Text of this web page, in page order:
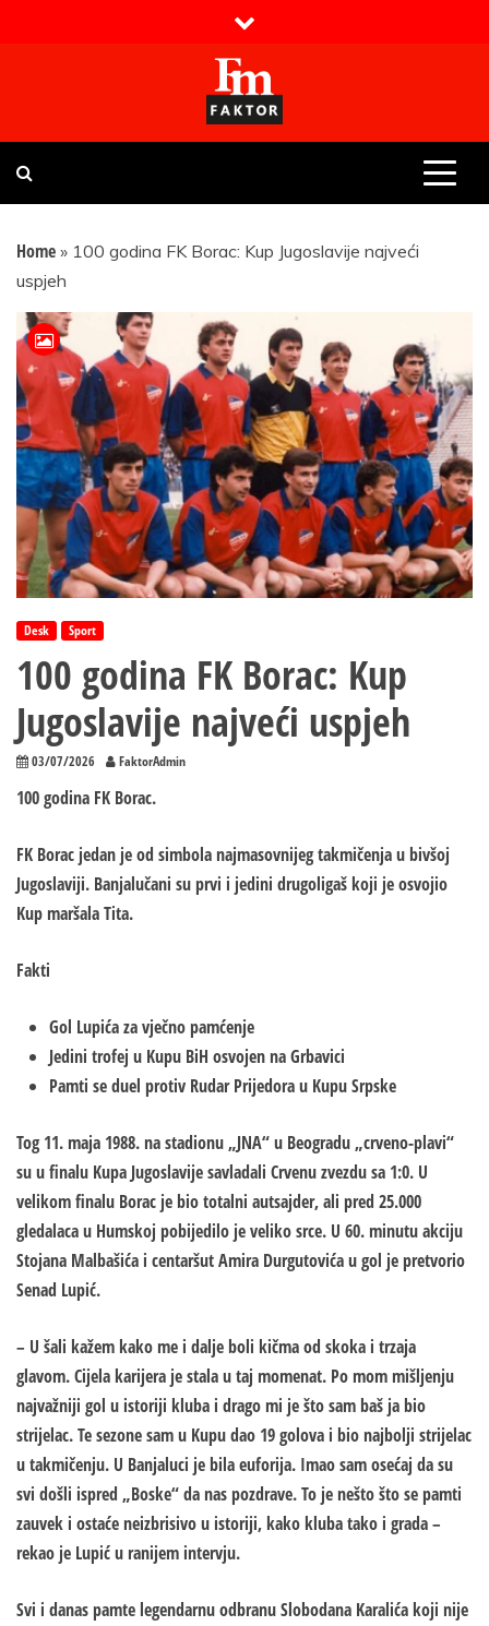
Faktor magazin
Uvijek presudan
Home » 100 godina FK Borac: Kup Jugoslavije najveći
uspjeh
Desk Sport
100 godina FK Borac: Kup
Jugoslavije najveći uspjeh
03/07/2026 FaktorAdmin
100 godina FK Borac.
FK Borac jedan je od simbola najmasovnijeg takmičenja u bivšoj
Jugoslaviji. Banjalučani su prvi i jedini drugoligaš koji je osvojio
Kup maršala Tita.
Fakti
Gol Lupića za vječno pamćenje
Jedini trofej u Kupu BiH osvojen na Grbavici
Pamti se duel protiv Rudar Prijedora u Kupu Srpske
Tog 11. maja 1988. na stadionu „JNA“ u Beogradu „crveno-plavi“
su u finalu Kupa Jugoslavije savladali Crvenu zvezdu sa 1:0. U
velikom finalu Borac je bio totalni autsajder, ali pred 25.000
gledalaca u Humskoj pobijedilo je veliko srce. U 60. minutu akciju
Stojana Malbašića i centaršut Amira Durgutovića u gol je pretvorio
Senad Lupić.
– U šali kažem kako me i dalje boli kičma od skoka i trzaja
glavom. Cijela karijera je stala u taj momenat. Po mom mišljenju
najvažniji gol u istoriji kluba i drago mi je što sam baš ja bio
strijelac. Te sezone sam u Kupu dao 19 golova i bio najbolji strijelac
u takmičenju. U Banjaluci je bila euforija. Imao sam osećaj da su
svi došli ispred „Boske“ da nas pozdrave. To je nešto što se pamti
zauvek i ostaće neizbrisivo u istoriji, kako kluba tako i grada –
rekao je Lupić u ranijem intervju.
Svi i danas pamte legendarnu odbranu Slobodana Karalića koji nije